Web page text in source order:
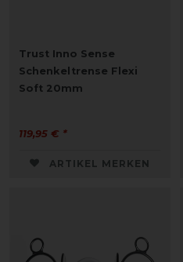
Trust Inno Sense
Schenkeltrense Flexi
Soft 20mm
119,95 € *
ARTIKEL MERKEN